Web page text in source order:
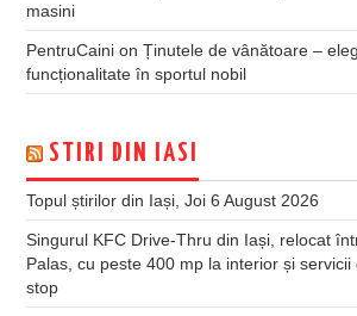
masini
PentruCaini onȚinutele de vânătoare –
funcționalitate în sportul nobil
STIRI DIN IASI
Topul știrilor din Iași, Joi 6 August 2026
Singurul KFC Drive-Thru din Iași, relocat
Palas, cu peste 400 mp la interior și servicii
stop